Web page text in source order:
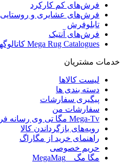
فرش‌های کم کارکرد
فرش‌های عشایری و روستایی
تابلوفرش
فرش‌های آنتیک
Mega Rug Catalogues کاتالوگهای دیجیتالی مگا راگ
خدمات مشتریان
لیست کالاها
دسته بندی ها
پیگیری سفارشات
سفارشات من
Mega-Tv مگا تی وی رسانه فرش و قالی ایران
رویه‌های بازگرداندن کالا
راهنمای خرید از مگاراگ
حریم خصوصی
مگا مگ _ MegaMag